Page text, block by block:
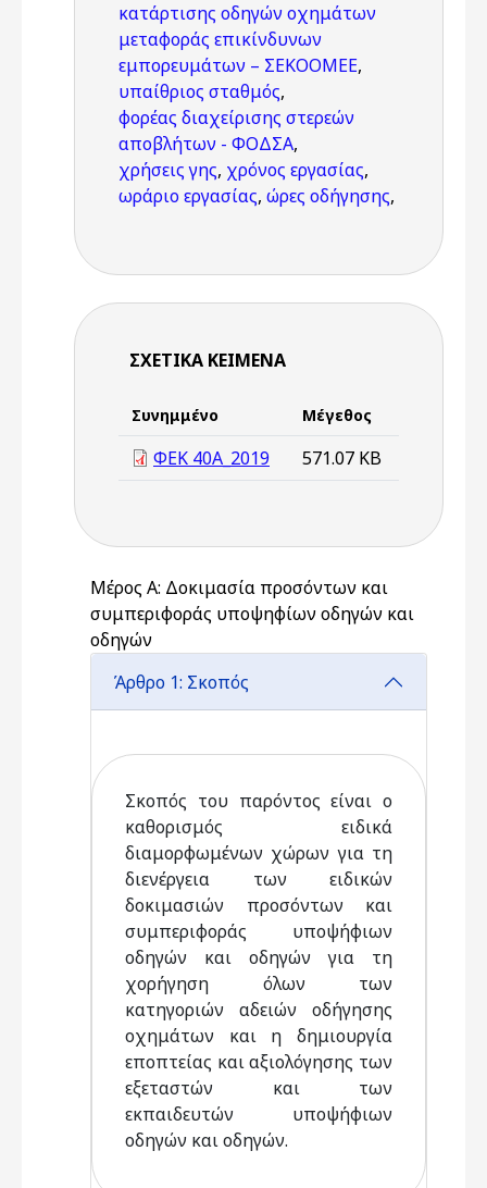
κατάρτισης οδηγών οχημάτων
μεταφοράς επικίνδυνων
εμπορευμάτων – ΣΕΚΟΟΜΕΕ,
υπαίθριος σταθμός,
φορέας διαχείρισης στερεών
αποβλήτων - ΦΟΔΣΑ,
χρήσεις γης, χρόνος εργασίας,
ωράριο εργασίας, ώρες οδήγησης,
ΣΧΕΤΙΚΆ ΚΕΊΜΕΝΑ
Συνημμένο Μέγεθος
ΦΕΚ 40Α_2019 571.07 KB
Μέρος Α: Δοκιμασία προσόντων και
συμπεριφοράς υποψηφίων οδηγών και
οδηγών
Άρθρο 1: Σκοπός
Σκοπός του παρόντος είναι ο
καθορισμός ειδικά
διαμορφωμένων χώρων για τη
διενέργεια των ειδικών
δοκιμασιών προσόντων και
συμπεριφοράς υποψήφιων
οδηγών και οδηγών για τη
χορήγηση όλων των
κατηγοριών αδειών οδήγησης
οχημάτων και η δημιουργία
εποπτείας και αξιολόγησης των
εξεταστών και των
εκπαιδευτών υποψήφιων
οδηγών και οδηγών.